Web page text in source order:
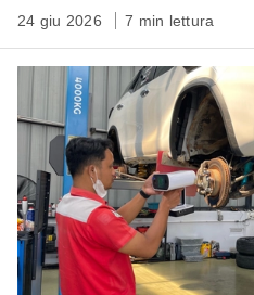
24 giu 2026 7 min lettura